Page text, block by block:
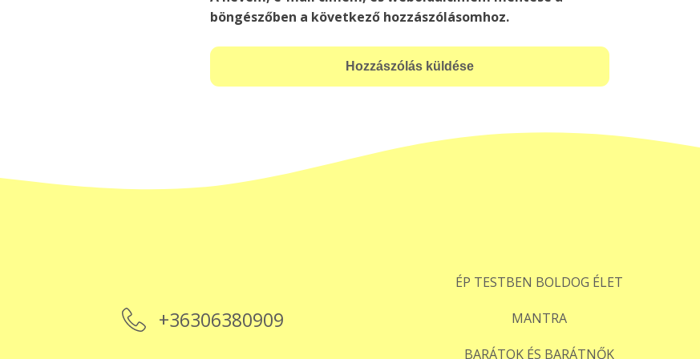
böngészőben a következő hozzászólásomhoz.
+36306380909
ÉP TESTBEN BOLDOG ÉLET
MANTRA
BARÁTOK ÉS BARÁTNŐK